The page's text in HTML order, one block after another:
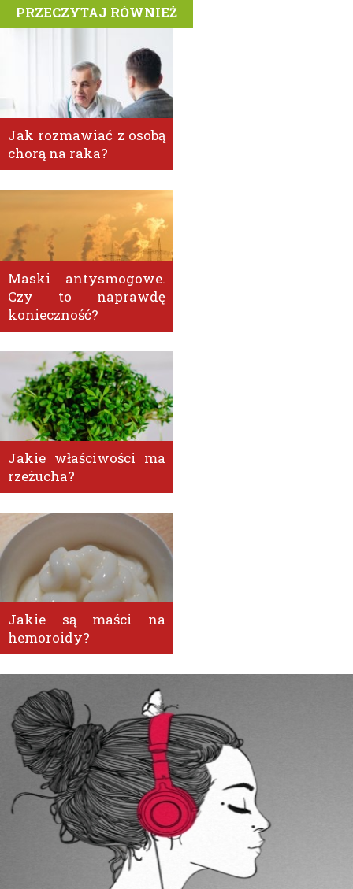
PRZECZYTAJ RÓWNIEŻ
Jak rozmawiać z osobą
chorą na raka?
Maski antysmogowe.
Czy to naprawdę
konieczność?
Jakie właściwości ma
rzeżucha?
Jakie są maści na
hemoroidy?